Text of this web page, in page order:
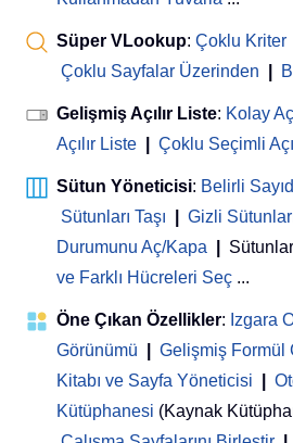
Süper VLookup: Çoklu Kriter
Çoklu Sayfalar Üzerinden
Gelişmiş Açılır Liste: Kolay
Açılır Liste
Çoklu Seçimli
Sütun Yöneticisi: Belirli
Sütunları Taşı
Gizli
Durumunu Aç/Kapa
ve Farklı Hücreleri Seç ...
Öne Çıkan Özellikler: Izgara
Görünümü
Gelişmiş Formül
Kitabı ve Sayfa Yöneticisi
Kütüphanesi (Kaynak